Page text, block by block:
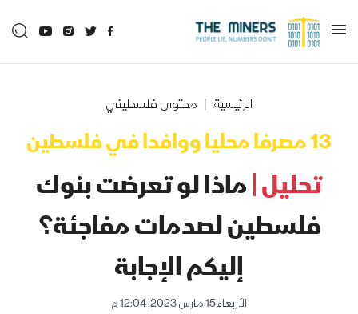
الرئيسية محتوى فلسطيني
13 مصرفا محليا ووافدا في فلسطين
تحليل |ماذا لو تعرضت بنوك
فلسطين لصدمات مفاجئة؟
إليكم الإجابة
الأربعاء 15 مارس 2023, 12:04 م